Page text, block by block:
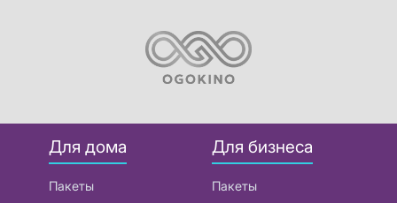
Для дома
Пакеты
Для бизнеса
Пакеты